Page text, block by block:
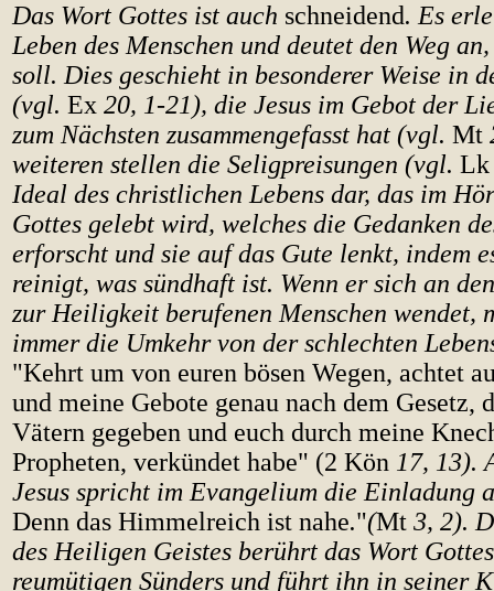
Das Wort Gottes ist auch schneidend. Es
Leben des Menschen und deutet den Weg
soll. Dies geschieht in besonderer Weise in
(vgl. Ex 20, 1-21), die Jesus im Gebot der
zum Nächsten zusammengefasst hat (vgl. Mt
weiteren stellen die Seligpreisungen (vgl. Lk
Ideal des christlichen Lebens dar, das im
Gottes gelebt wird, welches die Gedanken
erforscht und sie auf das Gute lenkt, indem
reinigt, was sündhaft ist. Wenn er sich an
zur Heiligkeit berufenen Menschen wendet,
immer die Umkehr von der schlechten
"Kehrt um von euren bösen Wegen, achtet
und meine Gebote genau nach dem Gesetz,
Vätern gegeben und euch durch meine
Propheten, verkündet habe" (2 Kön 17, 13).
Jesus spricht im Evangelium die Einladung
Denn das Himmelreich ist nahe."(Mt 3, 2).
des Heiligen Geistes berührt das Wort
reumütigen Sünders und führt ihn in seiner